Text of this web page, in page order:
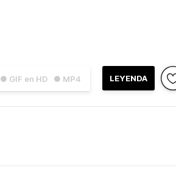
● GIF en HD ● MP4 LEYENDA